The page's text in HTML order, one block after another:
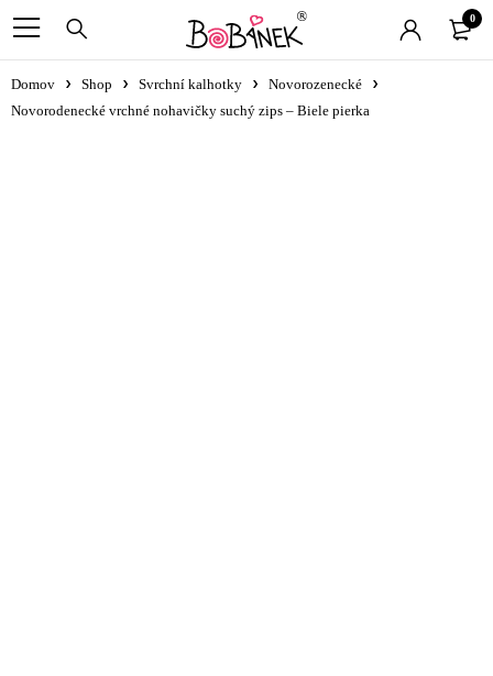
0
Domov Shop Svrchní kalhotky
Novorozenecké
Novorodenecké vrchné nohavičky suchý zips – Biele pierka